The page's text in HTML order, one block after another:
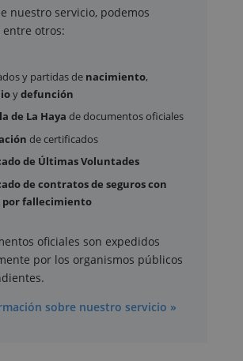
nuestro servicio, podemos
entre otros:
y partidas de nacimiento,
ydefunción
de La Haya de documentos oficiales
de certificados
de Últimas Voluntades
de contratos de seguros con
fallecimiento
oficiales son expedidos
por los organismos públicos
sobre nuestro servicio »